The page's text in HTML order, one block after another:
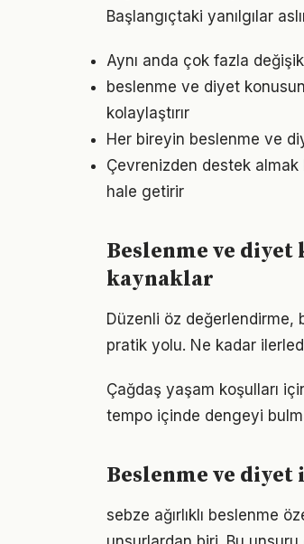
Başlangıçtaki yanılgılar
Aynı anda çok fazla
beslenme ve diyet
kolaylaştırır
Her bireyin beslenme ve
Çevrenizden destek
hale getirir
Beslenme ve
kaynaklar
Düzenli öz değerlendirme,
pratik yolu. Ne kadar
Çağdaş yaşam koşulları
tempo içinde dengeyi
Beslenme ve diyet
sebze ağırlıklı beslenme